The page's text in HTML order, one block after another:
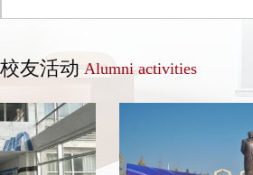
校友活动 Alumni activities